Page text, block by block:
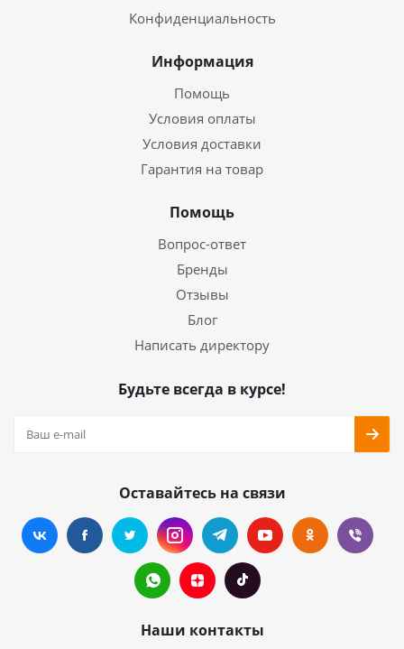
Конфиденциальность
Информация
Помощь
Условия оплаты
Условия доставки
Гарантия на товар
Помощь
Вопрос-ответ
Бренды
Отзывы
Блог
Написать директору
Будьте всегда в курсе!
Оставайтесь на связи
Наши контакты